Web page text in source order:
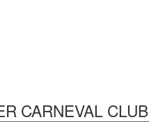
CARNEVAL CLUB